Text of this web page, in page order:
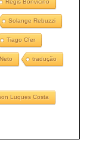
Régis Bonvicino
Solange Rebuzzi
Tiago Cfer
tradução
Luques Costa